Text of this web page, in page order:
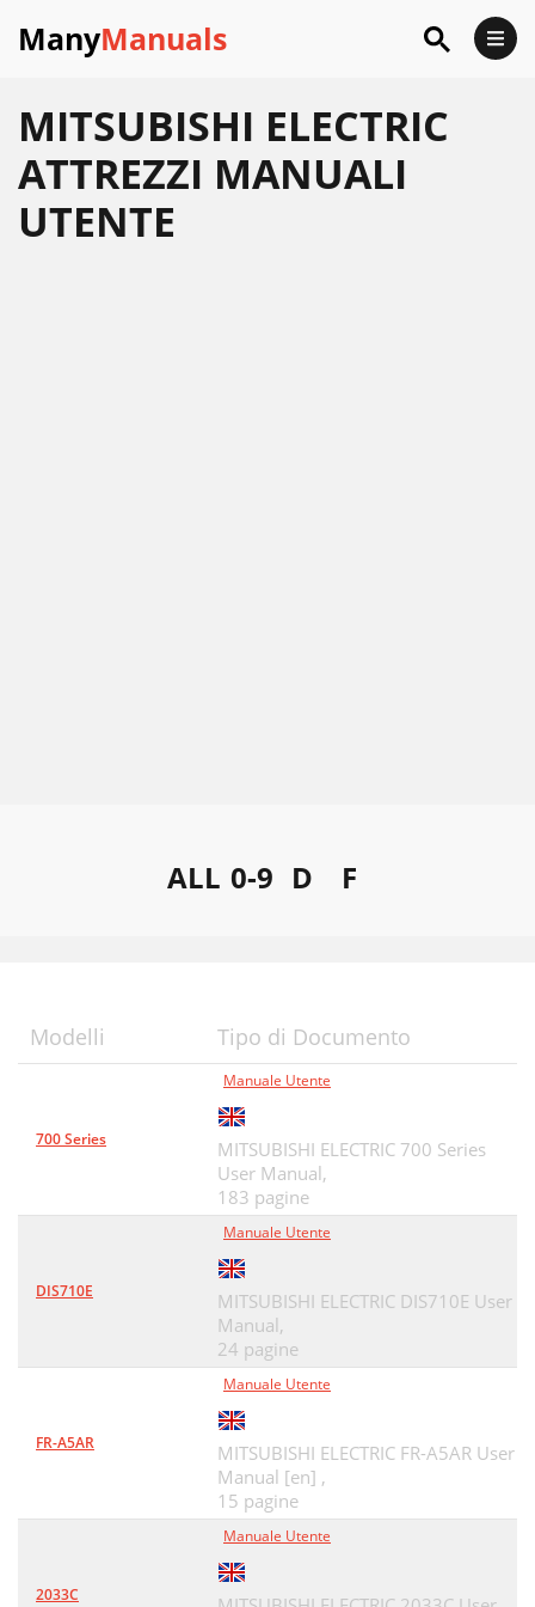
ManyManuals
MITSUBISHI ELECTRIC
ATTREZZI MANUALI
UTENTE
ALL 0-9 D F
Modelli Tipo di Documento
700 Series
Manuale Utente
MITSUBISHI ELECTRIC 700 Series
User Manual,
183 pagine
DIS710E
Manuale Utente
MITSUBISHI ELECTRIC DIS710E User
Manual,
24 pagine
FR-A5AR
Manuale Utente
MITSUBISHI ELECTRIC FR-A5AR User
Manual [en] ,
15 pagine
2033C
Manuale Utente